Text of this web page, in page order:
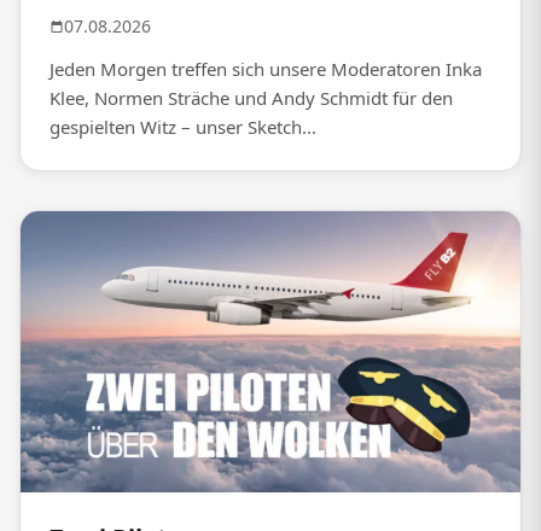
07.08.2026
Jeden Morgen treffen sich unsere Moderatoren Inka
Klee, Normen Sträche und Andy Schmidt für den
gespielten Witz – unser Sketch...